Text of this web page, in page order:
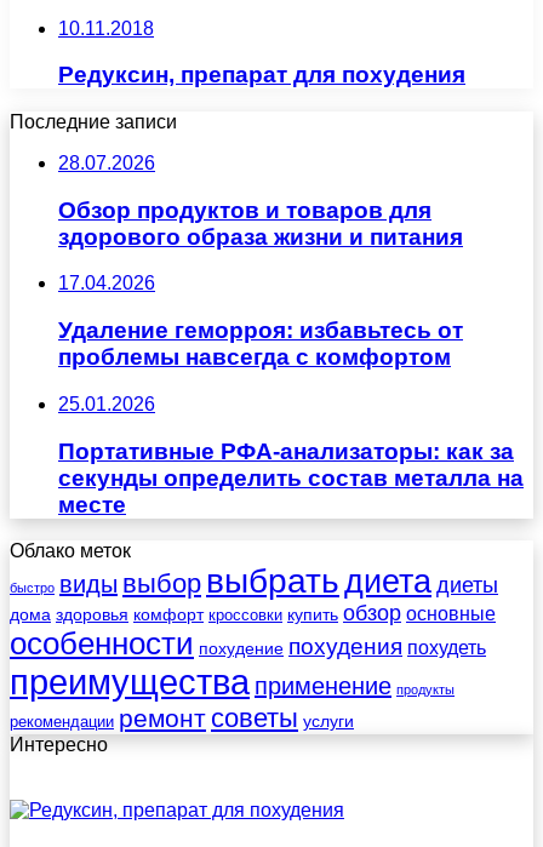
10.11.2018
Редуксин, препарат для похудения
Последние записи
28.07.2026
Обзор продуктов и товаров для
здорового образа жизни и питания
17.04.2026
Удаление геморроя: избавьтесь от
проблемы навсегда с комфортом
25.01.2026
Портативные РФА-анализаторы: как за
секунды определить состав металла на
месте
Облако меток
быстро виды выбор выбратьдиета диеты
дома здоровья комфорт кроссовки купить обзор основные
особенности похудение похудения похудеть
преимущества применение продукты
рекомендации ремонт советы услуги
Интересно